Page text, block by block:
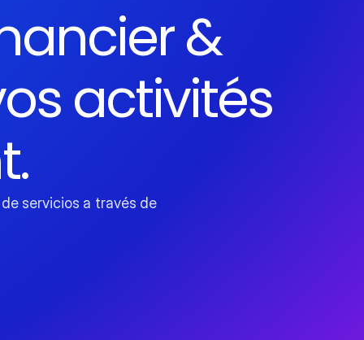
&
activités
servicios a través de